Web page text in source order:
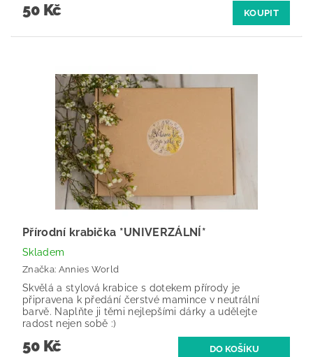
50 Kč KOUPIT
Přírodní krabička *UNIVERZÁLNÍ*
Skladem
Značka: Annies World
Skvělá a stylová krabice s dotekem přírody je
připravena k předání čerstvé mamince v neutrální
barvě. Naplňte ji těmi nejlepšími dárky a udělejte
radost nejen sobě :)
50 Kč